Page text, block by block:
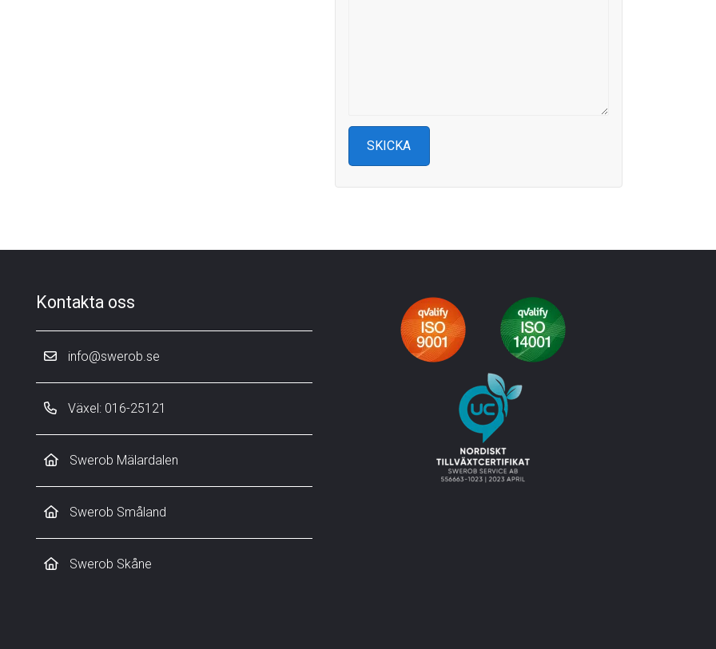
Kontakta oss
info@swerob.se
Växel: 016-25121
Swerob Mälardalen
Swerob Småland
Swerob Skåne